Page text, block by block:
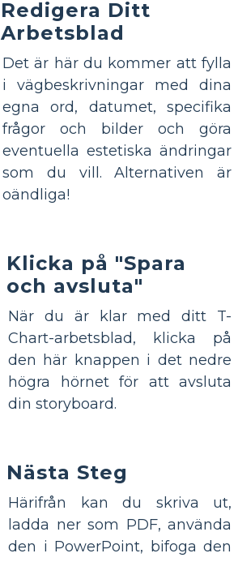
Redigera Ditt
Arbetsblad
Det är här du kommer att fylla
i vägbeskrivningar med dina
egna ord, datumet, specifika
frågor och bilder och göra
eventuella estetiska ändringar
som du vill. Alternativen är
oändliga!
Klicka på "Spara
och avsluta"
När du är klar med ditt T-
Chart-arbetsblad, klicka på
den här knappen i det nedre
högra hörnet för att avsluta
din storyboard.
Nästa Steg
Härifrån kan du skriva ut,
ladda ner som PDF, använda
den i PowerPoint, bifoga den